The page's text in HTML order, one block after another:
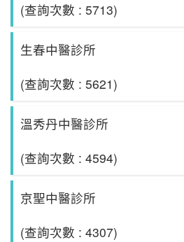
(查詢次數 : 5713)
生春中醫診所
(查詢次數 : 5621)
溫秀丹中醫診所
(查詢次數 : 4594)
京聖中醫診所
(查詢次數 : 4307)